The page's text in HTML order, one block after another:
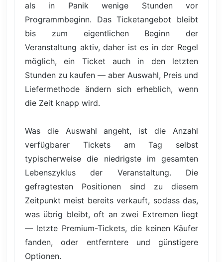
als in Panik wenige Stunden vor
Programmbeginn. Das Ticketangebot bleibt
bis zum eigentlichen Beginn der
Veranstaltung aktiv, daher ist es in der Regel
möglich, ein Ticket auch in den letzten
Stunden zu kaufen — aber Auswahl, Preis und
Liefermethode ändern sich erheblich, wenn
die Zeit knapp wird.
Was die Auswahl angeht, ist die Anzahl
verfügbarer Tickets am Tag selbst
typischerweise die niedrigste im gesamten
Lebenszyklus der Veranstaltung. Die
gefragtesten Positionen sind zu diesem
Zeitpunkt meist bereits verkauft, sodass das,
was übrig bleibt, oft an zwei Extremen liegt
— letzte Premium-Tickets, die keinen Käufer
fanden, oder entferntere und günstigere
Optionen.